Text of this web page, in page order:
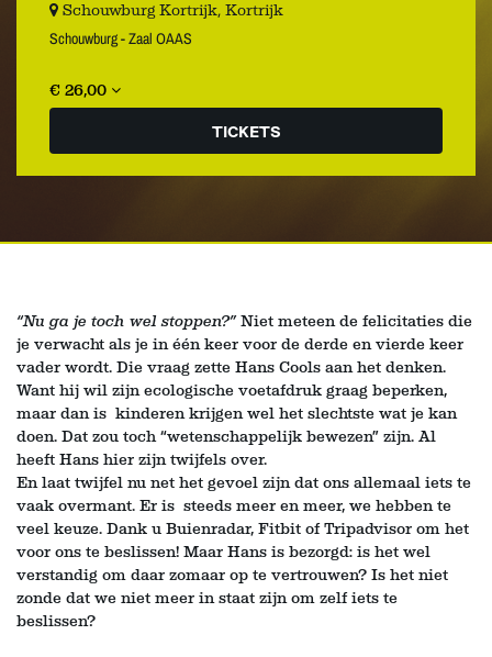
Schouwburg Kortrijk, Kortrijk
Schouwburg - Zaal OAAS
€ 26,00
TICKETS
“Nu ga je toch wel stoppen?”Niet meteen de felicitaties die
je verwacht als je in één keer voor de derde en vierde keer
vader wordt. Die vraag zette Hans Cools aan het denken.
Want hij wil zijn ecologische voetafdruk graag beperken,
maar dan is kinderen krijgen wel het slechtste wat je kan
doen. Dat zou toch “wetenschappelijk bewezen” zijn. Al
heeft Hans hier zijn twijfels over.
En laat twijfel nu net het gevoel zijn dat ons allemaal iets te
vaak overmant. Er is steeds meer en meer, we hebben te
veel keuze. Dank u Buienradar, Fitbit of Tripadvisor om het
voor ons te beslissen! Maar Hans is bezorgd: is het wel
verstandig om daar zomaar op te vertrouwen? Is het niet
zonde dat we niet meer in staat zijn om zelf iets te
beslissen?